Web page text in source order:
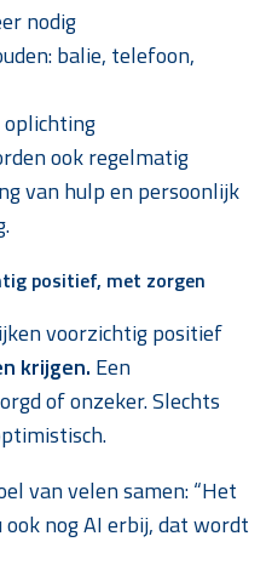
nodig
balie, telefoon,
oplichting
ook regelmatig
van hulp en persoonlijk
positief, met zorgen
voorzichtig positief
krijgen. Een
of onzeker. Slechts
van velen samen: “Het
nog AI erbij, dat wordt